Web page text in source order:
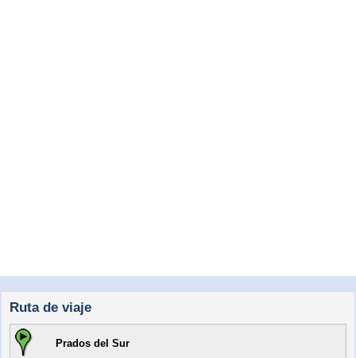
Ruta de viaje
Prados del Sur